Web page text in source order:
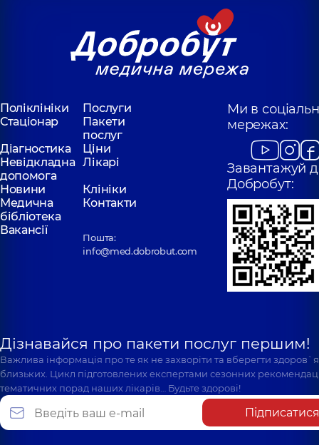
Поліклініки
Послуги
Стаціонар
Пакети
послуг
Діагностика
Ціни
Невідкладна
допомога
Лікарі
Новини
Клініки
Медична
бібліотека
Контакти
Вакансії
Пошта:
info@med.dobrobut.com
Ми в
мережах:
Завантажуй
Добробут:
Дізнавайся про пакети послуг першим!
Важлива інформація про те як не захворіти та вберегти
близьких. Цикл підготовлених експертами сезонних
тематичних порад наших лікарів… Будьте здорові!
Підписатися